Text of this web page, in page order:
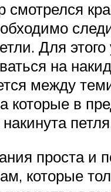
смотрелся
Для этого
на
между
которые в
проста и
которые